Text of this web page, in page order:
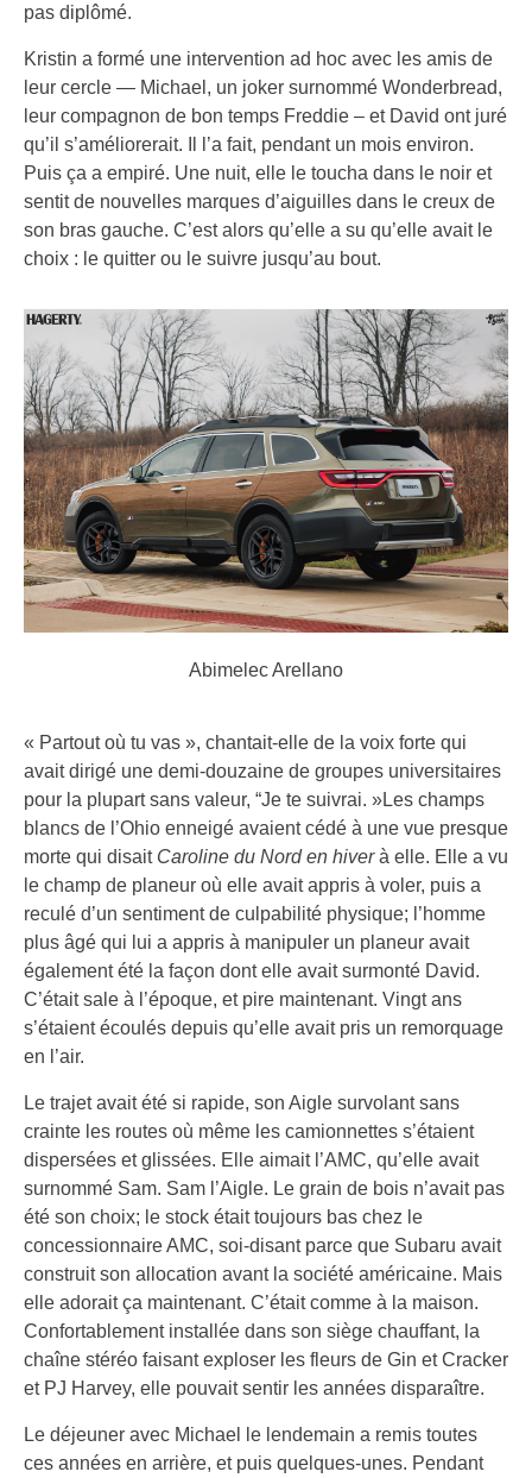
pas diplômé.
Kristin a formé une intervention ad hoc avec les amis de
leur cercle — Michael, un joker surnommé Wonderbread,
leur compagnon de bon temps Freddie – et David ont juré
qu’il s’améliorerait. Il l’a fait, pendant un mois environ.
Puis ça a empiré. Une nuit, elle le toucha dans le noir et
sentit de nouvelles marques d’aiguilles dans le creux de
son bras gauche. C’est alors qu’elle a su qu’elle avait le
choix : le quitter ou le suivre jusqu’au bout.
Abimelec Arellano
« Partout où tu vas », chantait-elle de la voix forte qui
avait dirigé une demi-douzaine de groupes universitaires
pour la plupart sans valeur, “Je te suivrai. »Les champs
blancs de l’Ohio enneigé avaient cédé à une vue presque
morte qui disait Caroline du Nord en hiverà elle. Elle a vu
le champ de planeur où elle avait appris à voler, puis a
reculé d’un sentiment de culpabilité physique; l’homme
plus âgé qui lui a appris à manipuler un planeur avait
également été la façon dont elle avait surmonté David.
C’était sale à l’époque, et pire maintenant. Vingt ans
s’étaient écoulés depuis qu’elle avait pris un remorquage
en l’air.
Le trajet avait été si rapide, son Aigle survolant sans
crainte les routes où même les camionnettes s’étaient
dispersées et glissées. Elle aimait l’AMC, qu’elle avait
surnommé Sam. Sam l’Aigle. Le grain de bois n’avait pas
été son choix; le stock était toujours bas chez le
concessionnaire AMC, soi-disant parce que Subaru avait
construit son allocation avant la société américaine. Mais
elle adorait ça maintenant. C’était comme à la maison.
Confortablement installée dans son siège chauffant, la
chaîne stéréo faisant exploser les fleurs de Gin et Cracker
et PJ Harvey, elle pouvait sentir les années disparaître.
Le déjeuner avec Michael le lendemain a remis toutes
ces années en arrière, et puis quelques-unes. Pendant